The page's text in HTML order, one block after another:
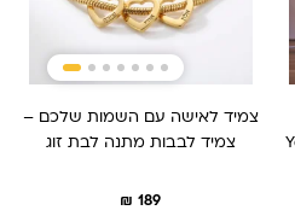
צמיד לאישה עם השמות שלכם –
צמיד לבבות מתנה לבת זוג
₪ 189